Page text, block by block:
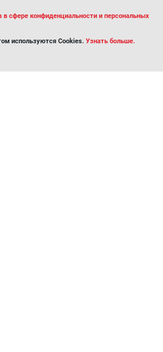
в сфере конфиденциальности и персональных
используются Cookies. Узнать больше.